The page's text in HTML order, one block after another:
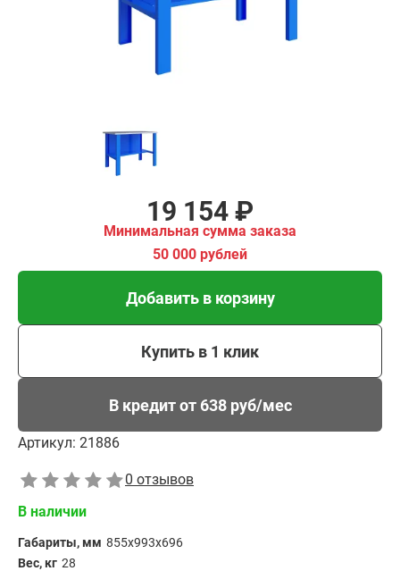
19 154 ₽
Минимальная сумма заказа
50 000 рублей
Добавить в корзину
Купить в 1 клик
В кредит от 638 руб/мес
Артикул: 21886
0 отзывов
В наличии
Габариты, мм 855x993x696
Вес, кг 28
В кредит от 638 руб/
мес